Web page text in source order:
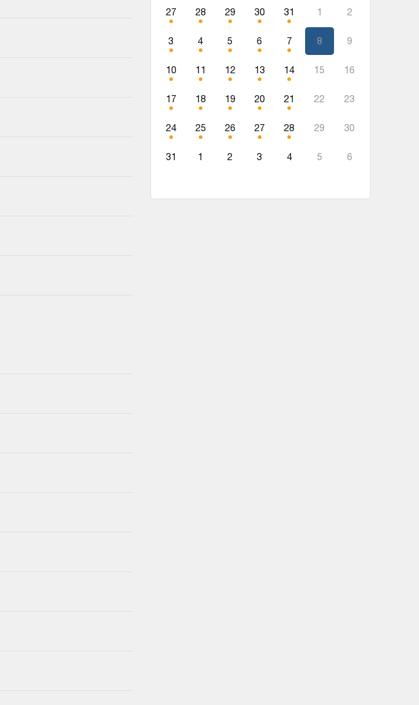
27 28 29 30 31 1 2
3 4 5 6 7 8 9
10 11 12 13 14 15 16
17 18 19 20 21 22 23
24 25 26 27 28 29 30
31 1 2 3 4 5 6